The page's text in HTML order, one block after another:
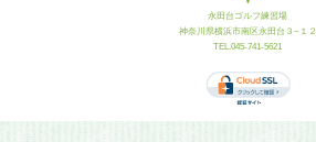
永田台ゴルフ練習場
神奈川県横浜市南区永田台３−１２
TEL.045-741-5621